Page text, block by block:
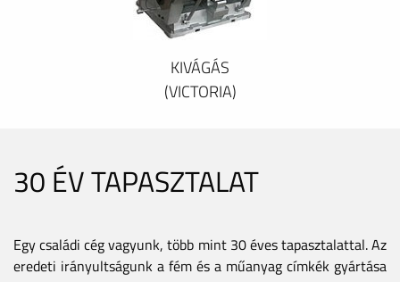
KIVÁGÁS
(VICTORIA)
30 ÉV TAPASZTALAT
Egy családi cég vagyunk, több mint 30 éves tapasztalattal. Az
eredeti irányultságunk a fém és a műanyag címkék gyártása